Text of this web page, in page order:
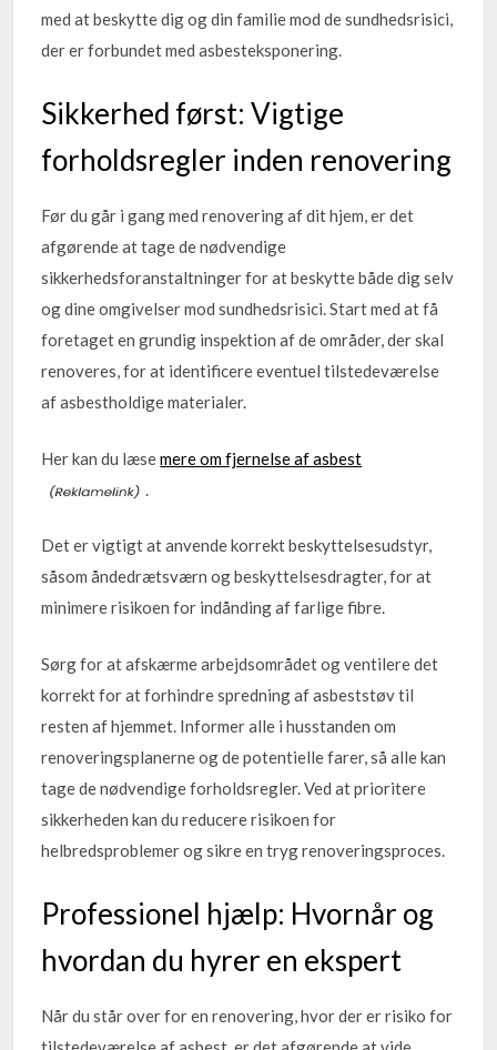
med at beskytte dig og din familie mod de sundhedsrisici,
der er forbundet med asbesteksponering.
Sikkerhed først: Vigtige
forholdsregler inden renovering
Før du går i gang med renovering af dit hjem, er det
afgørende at tage de nødvendige
sikkerhedsforanstaltninger for at beskytte både dig selv
og dine omgivelser mod sundhedsrisici. Start med at få
foretaget en grundig inspektion af de områder, der skal
renoveres, for at identificere eventuel tilstedeværelse
af asbestholdige materialer.
Her kan du læsemere om fjernelse af asbest
Det er vigtigt at anvende korrekt beskyttelsesudstyr,
såsom åndedrætsværn og beskyttelsesdragter, for at
minimere risikoen for indånding af farlige fibre.
Sørg for at afskærme arbejdsområdet og ventilere det
korrekt for at forhindre spredning af asbeststøv til
resten af hjemmet. Informer alle i husstanden om
renoveringsplanerne og de potentielle farer, så alle kan
tage de nødvendige forholdsregler. Ved at prioritere
sikkerheden kan du reducere risikoen for
helbredsproblemer og sikre en tryg renoveringsproces.
Professionel hjælp: Hvornår og
hvordan du hyrer en ekspert
Når du står over for en renovering, hvor der er risiko for